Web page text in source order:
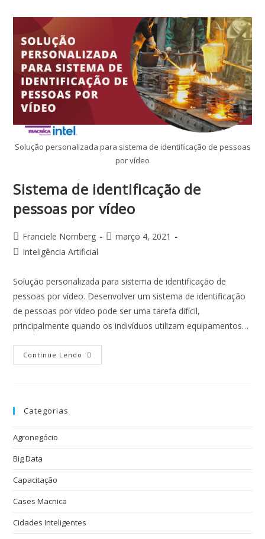
Solução personalizada para sistema de identificação de pessoas
por vídeo
Sistema de identificação de
pessoas por vídeo
Franciele Nornberg
março 4, 2021
Inteligência Artificial
Solução personalizada para sistema de identificação de
pessoas por vídeo. Desenvolver um sistema de identificação
de pessoas por vídeo pode ser uma tarefa difícil,
principalmente quando os indivíduos utilizam equipamentos…
Continue Lendo
Categorias
Agronegócio
Big Data
Capacitação
Cases Macnica
Cidades Inteligentes